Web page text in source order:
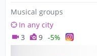
Musical groups
In any city
3
9 -5%